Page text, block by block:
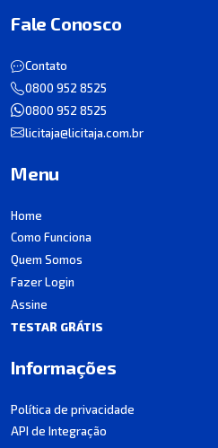
Fale Conosco
Contato
0800 952 8525
0800 952 8525
licitaja@licitaja.com.br
Menu
Home
Como Funciona
Quem Somos
Fazer Login
Assine
TESTAR GRÁTIS
Informações
Política de privacidade
API de Integração